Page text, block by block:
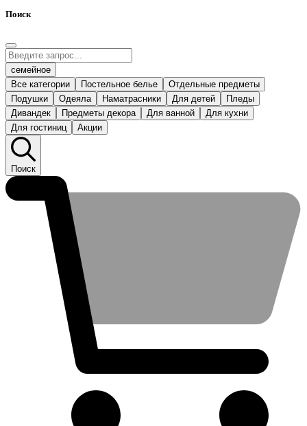
Поиск
семейное
Все категории
Постельное белье
Отдельные предметы
Подушки
Одеяла Наматрасники Для детей
Пледы
Дивандек
Предметы декора Для ванной
Для кухни
Для гостиниц
Акции
Поиск